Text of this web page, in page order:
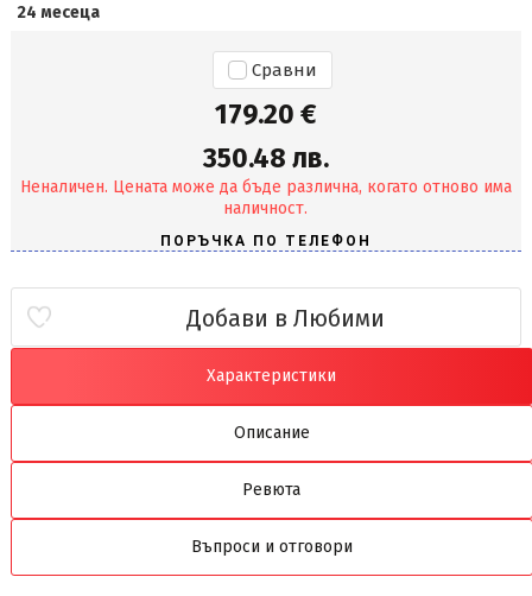
24 месеца
Сравни
179.20 €
350.48 лв.
Неналичен. Цената може да бъде различна, когато отново има
наличност.
Добави в Любими
Характеристики
Описание
Ревюта
Въпроси и отговори